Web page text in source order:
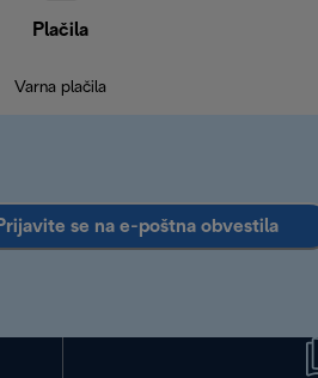
Plačila
Varna plačila
se na e-poštna obvestila